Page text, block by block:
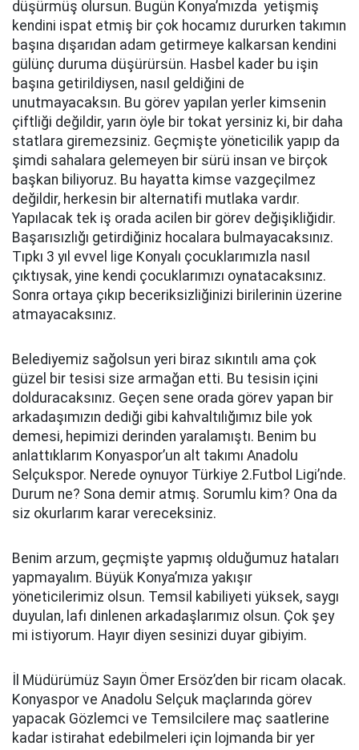
düşürmüş olursun. Bugün Konya’mızda yetişmiş
kendini ispat etmiş bir çok hocamız dururken takımın
başına dışarıdan adam getirmeye kalkarsan kendini
gülünç duruma düşürürsün. Hasbel kader bu işin
başına getirildiysen, nasıl geldiğini de
unutmayacaksın. Bu görev yapılan yerler kimsenin
çiftliği değildir, yarın öyle bir tokat yersiniz ki, bir daha
statlara giremezsiniz. Geçmişte yöneticilik yapıp da
şimdi sahalara gelemeyen bir sürü insan ve birçok
başkan biliyoruz. Bu hayatta kimse vazgeçilmez
değildir, herkesin bir alternatifi mutlaka vardır.
Yapılacak tek iş orada acilen bir görev değişikliğidir.
Başarısızlığı getirdiğiniz hocalara bulmayacaksınız.
Tıpkı 3 yıl evvel lige Konyalı çocuklarımızla nasıl
çıktıysak, yine kendi çocuklarımızı oynatacaksınız.
Sonra ortaya çıkıp beceriksizliğinizi birilerinin üzerine
atmayacaksınız.
Belediyemiz sağolsun yeri biraz sıkıntılı ama çok
güzel bir tesisi size armağan etti. Bu tesisin içini
dolduracaksınız. Geçen sene orada görev yapan bir
arkadaşımızın dediği gibi kahvaltılığımız bile yok
demesi, hepimizi derinden yaralamıştı. Benim bu
anlattıklarım Konyaspor’un alt takımı Anadolu
Selçukspor. Nerede oynuyor Türkiye 2.Futbol Ligi’nde.
Durum ne? Sona demir atmış. Sorumlu kim? Ona da
siz okurlarım karar vereceksiniz.
Benim arzum, geçmişte yapmış olduğumuz hataları
yapmayalım. Büyük Konya’mıza yakışır
yöneticilerimiz olsun. Temsil kabiliyeti yüksek, saygı
duyulan, lafı dinlenen arkadaşlarımız olsun. Çok şey
mi istiyorum. Hayır diyen sesinizi duyar gibiyim.
İl Müdürümüz Sayın Ömer Ersöz’den bir ricam olacak.
Konyaspor ve Anadolu Selçuk maçlarında görev
yapacak Gözlemci ve Temsilcilere maç saatlerine
kadar istirahat edebilmeleri için lojmanda bir yer